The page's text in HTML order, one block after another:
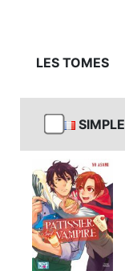
LES TOMES
SIMPLE